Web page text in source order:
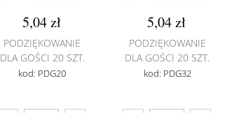
5,04 zł
PODZIĘKOWANIE
DLA GOŚCI 20 SZT.
kod: PDG20
5,04 zł
PODZIĘKOWANIE
DLA GOŚCI 20 SZT.
kod: PDG32